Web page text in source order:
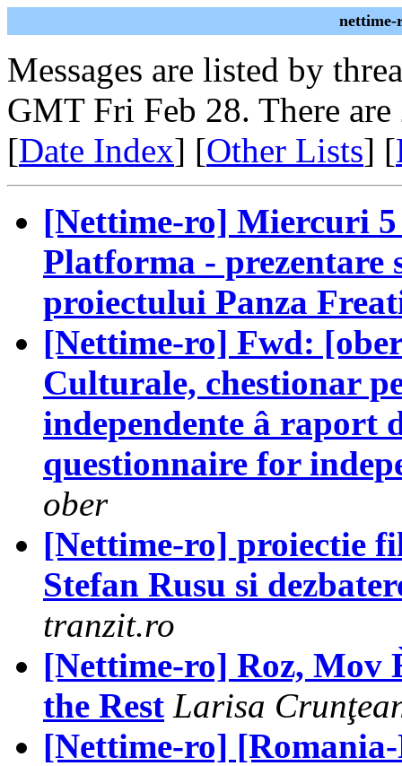
nettime-
Messages are listed by
GMT Fri Feb 28. There are
[Date Index] [Other Lists] [
[Nettime-ro] Miercuri
Platforma - prezentare
proiectului Panza
[Nettime-ro] Fwd:
Culturale, chestionar
independente â raport
questionnaire for
ober
[Nettime-ro] proiectie
Stefan Rusu si
tranzit.ro
[Nettime-ro] Roz, Mov
the Rest Larisa
[Nettime-ro]